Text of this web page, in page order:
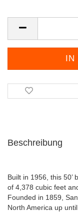
Beschreibung
Built in 1956, this 50’
of 4,378 cubic feet
Founded in 1859,
North America up